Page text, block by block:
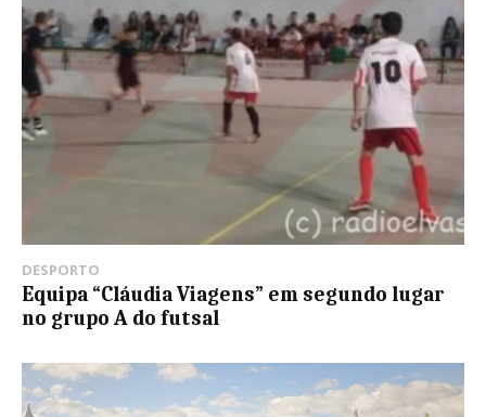
DESPORTO
Equipa “Cláudia Viagens” em segundo lugar
no grupo A do futsal